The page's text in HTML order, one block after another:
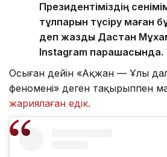
Президентіміздің
тұлпарын түсіру маған
деп жазды Дастан
Instagram парақшасында.
Осыған дейін «Ақжан — Ұлы
феномені» деген тақырыппен
жариялаған едік.